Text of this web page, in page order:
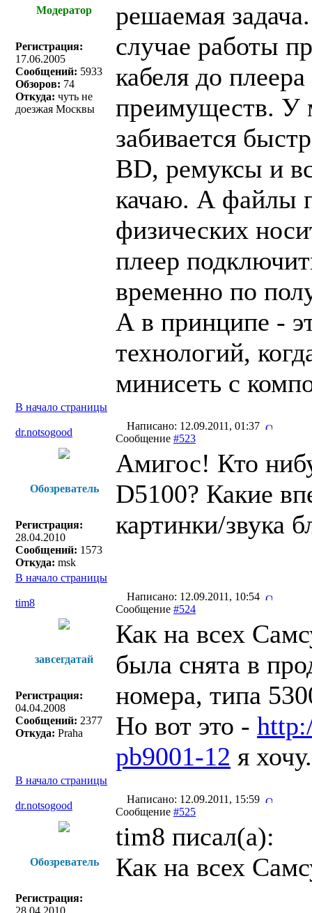
Модератор
Регистрация:
17.06.2005
Сообщений: 5933
Обзоров: 74
Откуда: чуть не
доезжая Москвы
решаемая
случае работы
кабеля до
преимуществ. У
забивается
BD, ремуксы и
качаю. А файлы
физических
плеер
временно по
А в принципе -
технологий,
минисеть с
В начало страницы
dr.notsogood
Написано: 12.09.2011, 01:37
Сообщение #523
Обозреватель
Регистрация:
28.04.2010
Сообщений: 1573
Откуда: msk
Амигос! Кто
D5100? Какие
картинки/звука
В начало страницы
tim8
Написано: 12.09.2011, 10:54
Сообщение #524
завсегдатай
Регистрация:
04.04.2008
Сообщений: 2377
Откуда: Praha
Как на всех
была снята в
номера, типа
Но вот это -
pb9001-12 я
В начало страницы
dr.notsogood
Написано: 12.09.2011, 15:59
Сообщение #525
Обозреватель
Регистрация:
28.04.2010
tim8 писал(a):
Как на всех